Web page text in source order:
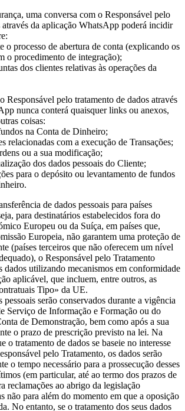
uma conversa com o Responsável pelo
através da aplicação WhatsApp poderá incidir
o processo de abertura de conta (explicando os
o procedimento de integração);
dos clientes relativas às operações da
Responsável pelo tratamento de dados através
nunca conterá quaisquer links ou anexos,
coisas:
na Conta de Dinheiro;
relacionadas com a execução de Transações;
ou a sua modificação;
dos dados pessoais do Cliente;
para o depósito ou levantamento de fundos
de dados pessoais para países
para destinatários estabelecidos fora do
Europeu ou da Suíça, em países que,
Europeia, não garantem uma proteção de
(países terceiros que não oferecem um nível
o Responsável pelo Tratamento
dados utilizando mecanismos em conformidade
aplicável, que incluem, entre outros, as
Tipo» da UE.
pessoais serão conservados durante a vigência
Serviço de Informação e Formação ou do
de Demonstração, bem como após a sua
o prazo de prescrição previsto na lei. Na
o tratamento de dados se baseie no interesse
pelo Tratamento, os dados serão
o tempo necessário para a prossecução desses
(em particular, até ao termo dos prazos de
reclamações ao abrigo da legislação
não para além do momento em que a oposição
No entanto, se o tratamento dos seus dados